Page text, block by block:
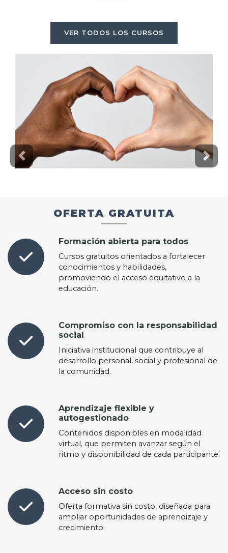
VER TODOS LOS CURSOS
Previous Next
OFERTA GRATUITA
Formación abierta para todos
Cursos gratuitos orientados a fortalecer
conocimientos y habilidades,
promoviendo el acceso equitativo a la
educación.
Compromiso con la responsabilidad
social
Iniciativa institucional que contribuye al
desarrollo personal, social y profesional de
la comunidad.
Aprendizaje flexible y
autogestionado
Contenidos disponibles en modalidad
virtual, que permiten avanzar según el
ritmo y disponibilidad de cada participante.
Acceso sin costo
Oferta formativa sin costo, diseñada para
ampliar oportunidades de aprendizaje y
crecimiento.